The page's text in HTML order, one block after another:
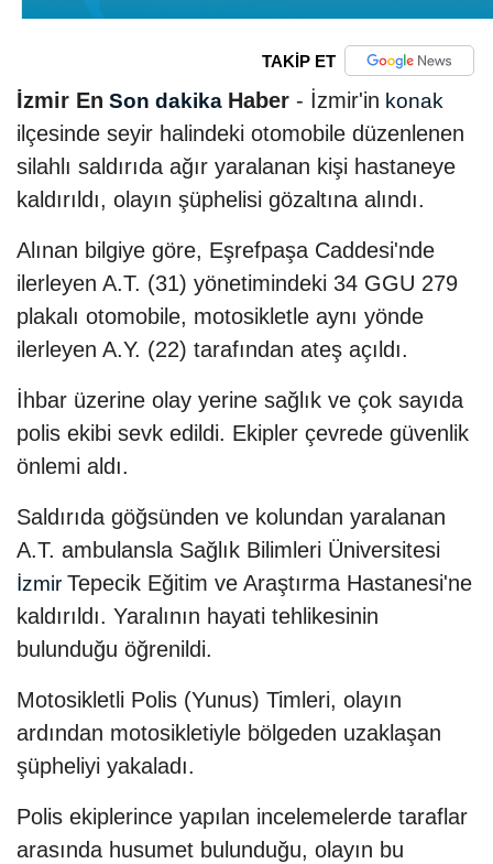
TAKİP ET
İzmir En Son dakika Haber - İzmir'in konak
ilçesinde seyir halindeki otomobile düzenlenen
silahlı saldırıda ağır yaralanan kişi hastaneye
kaldırıldı, olayın şüphelisi gözaltına alındı.
Alınan bilgiye göre, Eşrefpaşa Caddesi'nde
ilerleyen A.T. (31) yönetimindeki 34 GGU 279
plakalı otomobile, motosikletle aynı yönde
ilerleyen A.Y. (22) tarafından ateş açıldı.
İhbar üzerine olay yerine sağlık ve çok sayıda
polis ekibi sevk edildi. Ekipler çevrede güvenlik
önlemi aldı.
Saldırıda göğsünden ve kolundan yaralanan
A.T. ambulansla Sağlık Bilimleri Üniversitesi
İzmir Tepecik Eğitim ve Araştırma Hastanesi'ne
kaldırıldı. Yaralının hayati tehlikesinin
bulunduğu öğrenildi.
Motosikletli Polis (Yunus) Timleri, olayın
ardından motosikletiyle bölgeden uzaklaşan
şüpheliyi yakaladı.
Polis ekiplerince yapılan incelemelerde taraflar
arasında husumet bulunduğu, olayın bu